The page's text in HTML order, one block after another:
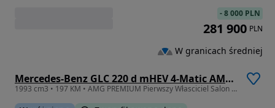
Mercedes-Benz GLC 220 d mHEV 4-Matic AMG Line
1993 cm3 • 197 KM • AMG PREMIUM Pierwszy Własciciel Salon Polska FV23% Gotówka Leasing
-8 000 PLN
281 900 PLN
W granicach średniej